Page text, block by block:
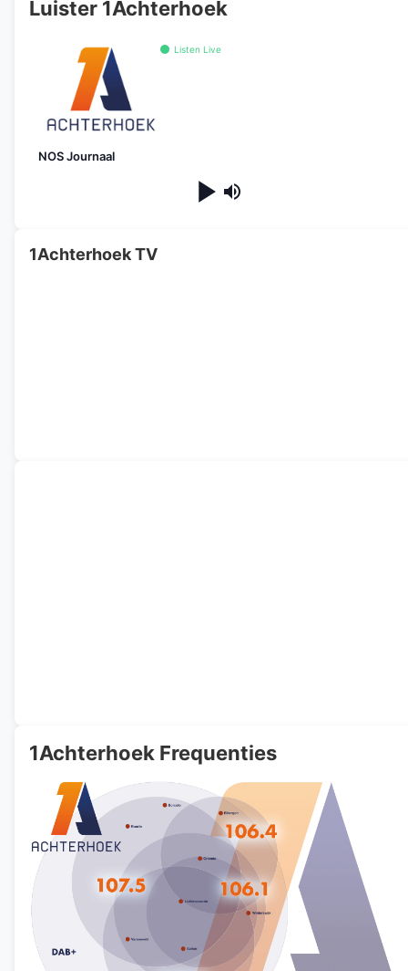
Luister 1Achterhoek
Listen Live
NOS Journaal
1Achterhoek TV
1Achterhoek Frequenties